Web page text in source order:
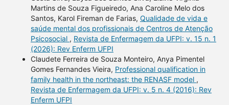
Martins de Souza Figueiredo, Ana Caroline Melo dos
Santos, Karol Fireman de Farias, Qualidade de vida e
saúde mental dos profissionais de Centros de Atenção
Psicosocial , Revista de Enfermagem da UFPI: v. 15 n. 1
(2026): Rev Enferm UFPI
Claudete Ferreira de Souza Monteiro, Anya Pimentel
Gomes Fernandes Vieira, Professional qualification in
family health in the northeast: the RENASF model ,
Revista de Enfermagem da UFPI: v. 5 n. 4 (2016): Rev
Enferm UFPI